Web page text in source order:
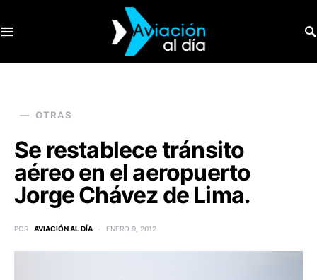
OTRAS
Se restablece tránsito
aéreo en el aeropuerto
Jorge Chávez de Lima.
POR AVIACIÓN AL DÍA ENERO 9, 2012